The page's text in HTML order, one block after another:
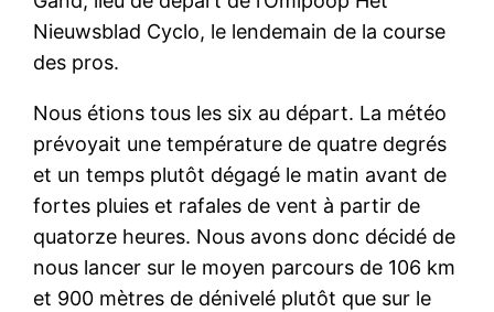
Nieuwsblad Cyclo, le lendemain de la course
des pros.
Nous étions tous les six au départ. La météo
prévoyait une température de quatre degrés
et un temps plutôt dégagé le matin avant de
fortes pluies et rafales de vent à partir de
quatorze heures. Nous avons donc décidé de
nous lancer sur le moyen parcours de 106 km
et 900 mètres de dénivelé plutôt que sur le